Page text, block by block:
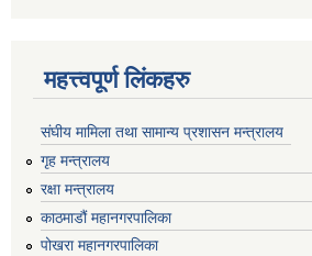
महत्त्वपूर्ण लिंकहरु
संघीय मामिला तथा सामान्य प्रशासन मन्त्रालय
गृह मन्त्रालय
रक्षा मन्त्रालय
काठमाडौं महानगरपालिका
पोखरा महानगरपालिका